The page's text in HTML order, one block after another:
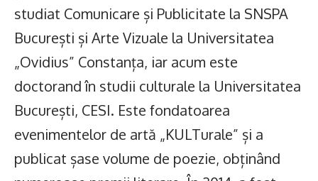
studiat Comunicare și Publicitate la SNSPA
București și Arte Vizuale la Universitatea
„Ovidius” Constanța, iar acum este
doctorand în studii culturale la Universitatea
București, CESI. Este fondatoarea
evenimentelor de artă „KULTurale” și a
publicat șase volume de poezie, obținând